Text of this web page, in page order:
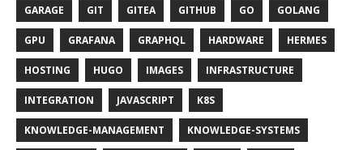
GARAGE GIT GITEA GITHUB GO GOLANG
GPU GRAFANA GRAPHQL HARDWARE HERMES
HOSTING HUGO IMAGES INFRASTRUCTURE
INTEGRATION JAVASCRIPT K8S
KNOWLEDGE-MANAGEMENT KNOWLEDGE-SYSTEMS